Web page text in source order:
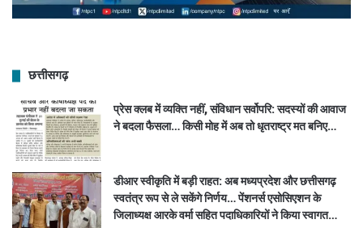
छत्तीसगढ़
प्रेस क्लब में व्यक्ति नहीं, संविधान सर्वोपरि: सदस्यों की आवाज
ने बदला फैसला… किसी मोह में अब तो धृतराष्ट्र मत बनिए…
डीआर स्वीकृति में बड़ी राहत: अब मध्यप्रदेश और छत्तीसगढ़
स्वतंत्र रूप से ले सकेंगे निर्णय… पेंशनर्स एसोसिएशन के
जिलाध्यक्ष आरके वर्मा सहित पदाधिकारियों ने किया स्वागत…